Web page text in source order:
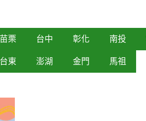
苗栗 台中 彰化 南投
台東 澎湖 金門 馬祖